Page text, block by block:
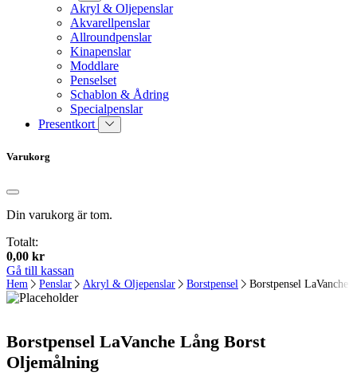
Akryl & Oljepenslar
Akvarellpenslar
Allroundpenslar
Kinapenslar
Moddlare
Penselset
Schablon & Ådring
Specialpenslar
Presentkort
Varukorg
Din varukorg är tom.
Totalt:
0,00 kr
Gå till kassan
Hem Penslar Akryl & Oljepenslar Borstpensel Borstpensel LaVanche
Borstpensel LaVanche Lång Borst
Oljemålning